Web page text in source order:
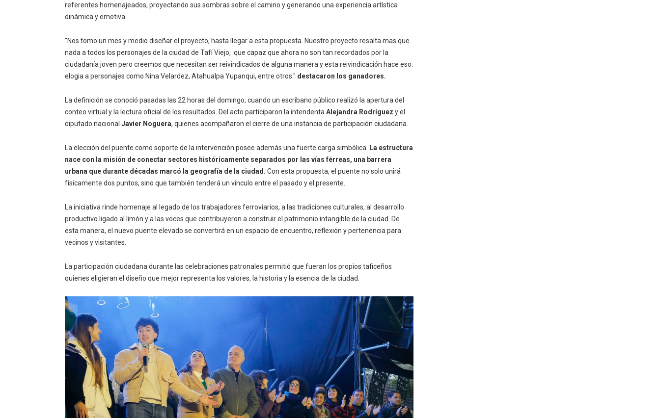
referentes homenajeados, proyectando sus sombras sobre el camino y generando una experiencia artística
dinámica y emotiva.
"Nos tomo un mes y medio diseñar el proyecto, hasta llegar a esta propuesta. Nuestro proyecto resalta mas que
nada a todos los personajes de la ciudad de Tafí Viejo, que capaz que ahora no son tan recordados por la
ciudadanía joven pero creemos que necesitan ser reivindicados de alguna manera y esta reivindicación hace eso:
elogia a personajes como Nina Velardez, Atahualpa Yupanqui, entre otros." destacaron los ganadores.
La definición se conoció pasadas las 22 horas del domingo, cuando un escribano público realizó la apertura del
conteo virtual y la lectura oficial de los resultados. Del acto participaron la intendenta Alejandra Rodríguez y el
diputado nacional Javier Noguera, quienes acompañaron el cierre de una instancia de participación ciudadana.
La elección del puente como soporte de la intervención posee además una fuerte carga simbólica.
La estructura
nace con la misión de conectar sectores históricamente separados por las vías férreas, una barrera
urbana que durante décadas marcó la geografía de la ciudad. Con esta propuesta, el puente no solo unirá
físicamente dos puntos, sino que también tenderá un vínculo entre el pasado y el presente.
La iniciativa rinde homenaje al legado de los trabajadores ferroviarios, a las tradiciones culturales, al desarrollo
productivo ligado al limón y a las voces que contribuyeron a construir el patrimonio intangible de la ciudad. De
esta manera, el nuevo puente elevado se convertirá en un espacio de encuentro, reflexión y pertenencia para
vecinos y visitantes.
La participación ciudadana durante las celebraciones patronales permitió que fueran los propios taficeños
quienes eligieran el diseño que mejor representa los valores, la historia y la esencia de la ciudad.